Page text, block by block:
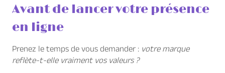
Avant de lancer votre présence
en ligne
Prenez le temps de vous demander : votre marque
reflète-t-elle vraiment vos valeurs ?